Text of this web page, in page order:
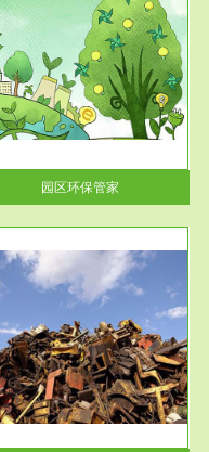
园区环保管家